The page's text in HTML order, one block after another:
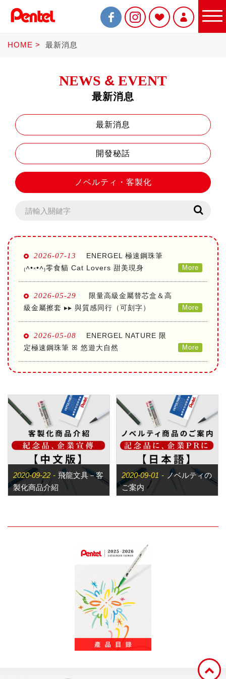
限定商品
書寫筆
Sterling
自動鉛筆芯
木頭鉛筆
水性筆
油性筆
修正系列
畫材
畫筆
HOME 最新消息
NEWS & EVENT
最新消息
最新消息
開發秘話
ノベルティ・客製化
2026-07-13
ENERGEL 極速鋼珠筆
₍˄•༝•˄₎零食貓 Cat Lovers 甜美現身
More
2026-05-29
限量高級金屬替芯盒＆高
級金屬擦套 ▸▸ 與質感同行（可刻字）
More
2026-05-08
ENERGEL NATURE 限
定極速鋼珠筆 ꕤ 悠遊大自然
More
2020-09-22
飛龍文具－客
製化商品介紹
2020-09-01
ノベルティの
ご案内